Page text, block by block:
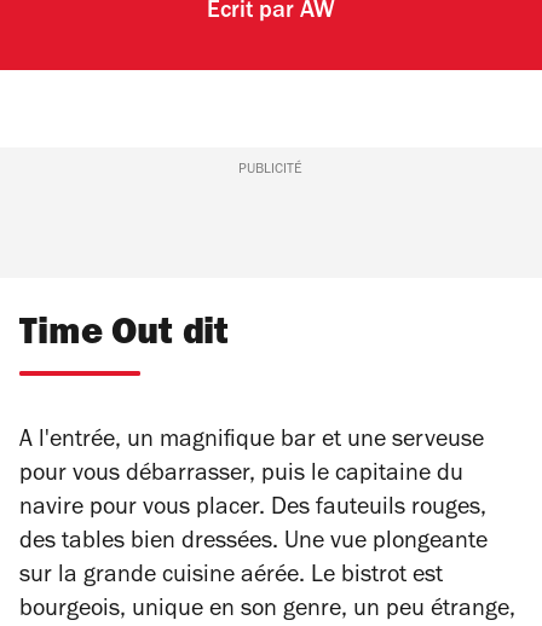
Écrit par AW
PUBLICITÉ
Time Out dit
A l'entrée, un magnifique bar et une serveuse
pour vous débarrasser, puis le capitaine du
navire pour vous placer. Des fauteuils rouges,
des tables bien dressées. Une vue plongeante
sur la grande cuisine aérée. Le bistrot est
bourgeois, unique en son genre, un peu étrange,